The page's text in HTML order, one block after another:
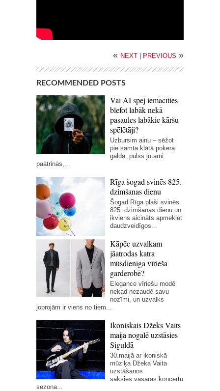
« NEXT PREVIOUS »
RECOMMENDED POSTS
Vai AI spēj iemācīties
blefot labāk nekā
pasaules labākie kāršu
spēlētāji?
Uzbursim ainu – sēžot
pie samta klātā pokera
galda, pulss jūtami
paātrinās,...
Rīga šogad svinēs 825.
dzimšanas dienu
Šogad Rīga plaši svinēs
825. dzimšanas dienu un
ikviens aicināts apmeklēt
daudzveidīgos...
Kāpēc uzvalkam
jāatrodas katra
mūsdienīga vīrieša
garderobē?
Elegance vīriešu modē
nekad nezaudē savu
nozīmi, un uzvalks
joprojām ir viens no tiem...
Ikoniskais Džeks Vaits
maija nogalē uzstāsies
Siguldā
30.maijā ar ikoniskā
mūziķa Džeka Vaita
uzstāšanos
sāksies vasaras koncertu
sezona...